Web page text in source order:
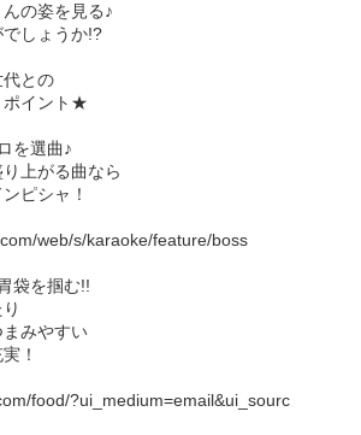
の姿を見る♪
しょうか!?
との
ポイント★
を選曲♪
上がる曲なら
ピシャ！
web/s/karaoke/feature/boss
袋を掴む!!
みやすい
！
food/?ui_medium=email&ui_sourc